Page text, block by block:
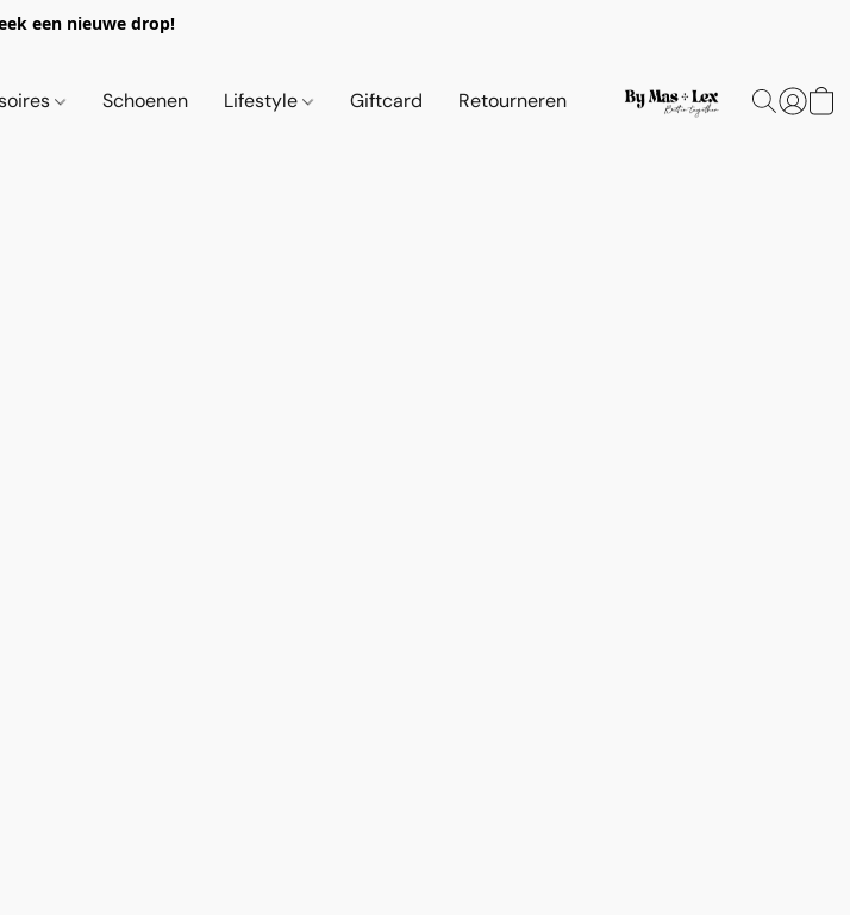
een nieuwe drop!
Schoenen Lifestyle Giftcard Retourneren